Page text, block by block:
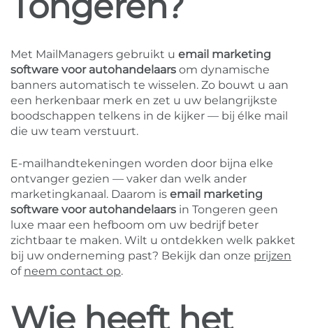
Met MailManagers gebruikt u email marketing
software voor autohandelaars om dynamische
banners automatisch te wisselen. Zo bouwt u aan
een herkenbaar merk en zet u uw belangrijkste
boodschappen telkens in de kijker — bij élke mail
die uw team verstuurt.
E-mailhandtekeningen worden door bijna elke
ontvanger gezien — vaker dan welk ander
marketingkanaal. Daarom is email marketing
software voor autohandelaars in Tongeren geen
luxe maar een hefboom om uw bedrijf beter
zichtbaar te maken. Wilt u ontdekken welk pakket
bij uw onderneming past? Bekijk dan onze prijzen
of neem contact op.
Wie heeft het